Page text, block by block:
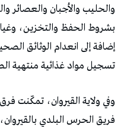
والحليب والأجبان والعصائر
بشروط الحفظ والتخزين، وغياب
إضافة إلى انعدام الوثائق
تسجيل مواد غذائية منتهية
وفي ولاية القيروان، تمكّنت